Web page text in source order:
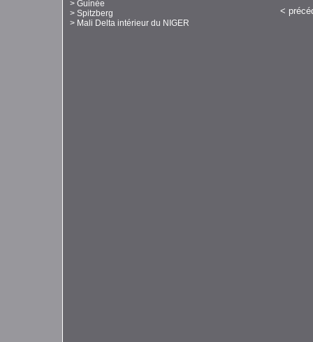
> Guinée
> Spitzberg
> Mali Delta intérieur du NIGER
<